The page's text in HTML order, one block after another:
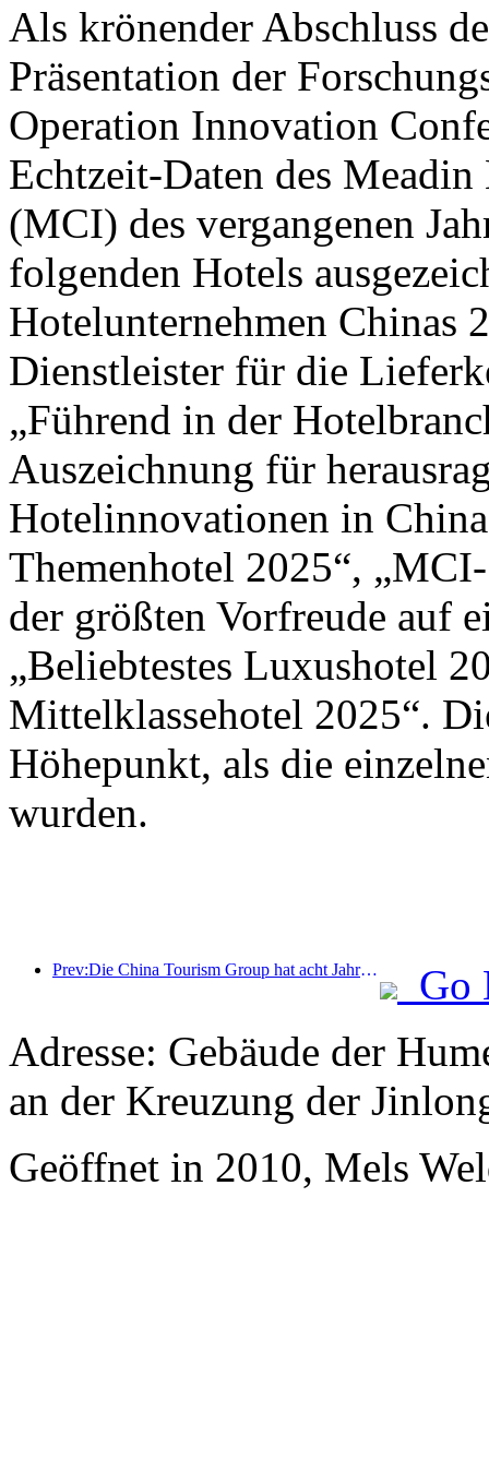
Als krönender Abschluss
Präsentation der
Operation Innovation
Echtzeit-Daten des
(MCI) des vergangenen
folgenden Hotels
Hotelunternehmen Chinas
Dienstleister für die
„Führend in der
Auszeichnung für
Hotelinnovationen in
Themenhotel 2025“,
der größten Vorfreude auf
„Beliebtestes Luxushotel
Mittelklassehotel 2025“.
Höhepunkt, als die
wurden.
Prev:Die China Tourism Group hat acht Jahre in Folge an der China International Import Expo teilgenommen und dabei Verträge im Wert von über einer Milliarde US-Dollar abgeschlossen.
Go
Adresse: Gebäude der
an der Kreuzung der
Geöffnet in 2010, Mels